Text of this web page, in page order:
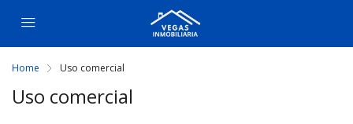
Home Uso comercial
Uso comercial